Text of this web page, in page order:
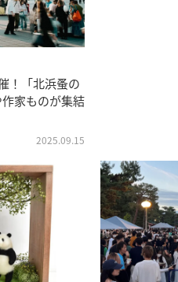
！「北浜蚤の
家ものが集結
2025.09.15